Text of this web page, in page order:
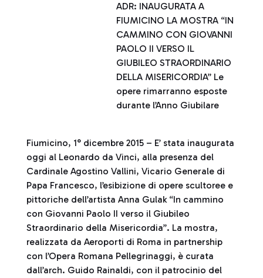
ADR: INAUGURATA A
FIUMICINO LA MOSTRA “IN
CAMMINO CON GIOVANNI
PAOLO II VERSO IL
GIUBILEO STRAORDINARIO
DELLA MISERICORDIA” Le
opere rimarranno esposte
durante l’Anno Giubilare
Fiumicino, 1° dicembre 2015 – E’ stata inaugurata
oggi al Leonardo da Vinci, alla presenza del
Cardinale Agostino Vallini, Vicario Generale di
Papa Francesco, l’esibizione di opere scultoree e
pittoriche dell’artista Anna Gulak “In cammino
con Giovanni Paolo II verso il Giubileo
Straordinario della Misericordia”. La mostra,
realizzata da Aeroporti di Roma in partnership
con l’Opera Romana Pellegrinaggi, è curata
dall’arch. Guido Rainaldi, con il patrocinio del